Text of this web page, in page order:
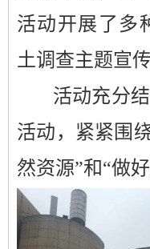
活动开展了多
土调查主题宣
活动充分
活动 ，紧紧围
然资源”和“做